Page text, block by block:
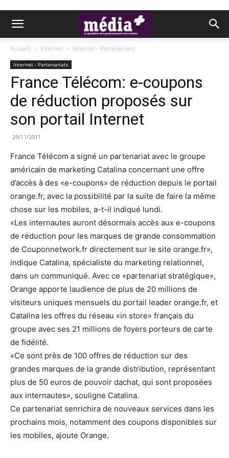
Accueil Internet Internet - Partenariats
Internet - Partenariats
France Télécom: e-coupons
de réduction proposés sur
son portail Internet
29/11/2011
France Télécom a signé un partenariat avec le groupe
américain de marketing Catalina concernant une offre
d’accès à des «e-coupons» de réduction depuis le portail
orange.fr, avec la possibilité par la suite de faire la même
chose sur les mobiles, a-t-il indiqué lundi.
«Les internautes auront désormais accès aux e-coupons
de réduction pour les marques de grande consommation
de Couponnetwork.fr directement sur le site orange.fr»,
indique Catalina, spécialiste du marketing relationnel,
dans un communiqué. Avec ce «partenariat stratégique»,
Orange apporte laudience de plus de 20 millions de
visiteurs uniques mensuels du portail leader orange.fr, et
Catalina les offres du réseau «in store» français du
groupe avec ses 21 millions de foyers porteurs de carte
de fidélité.
«Ce sont près de 100 offres de réduction sur des
grandes marques de la grande distribution, représentant
plus de 50 euros de pouvoir dachat, qui sont proposées
aux internautes», souligne Catalina.
Ce partenariat senrichira de nouveaux services dans les
prochains mois, notamment des coupons disponibles sur
les mobiles, ajoute Orange.